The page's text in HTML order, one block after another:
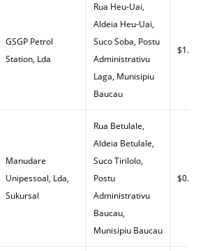
GSGP Petrol
Station, Lda
Rua Heu-Uai,
Aldeia Heu-Uai,
Suco Soba, Postu
Administrativu
Laga, Munisipiu
Baucau
$1.45
Manudare
Unipessoal, Lda,
Sukursal
Rua Betulale,
Aldeia Betulale,
Suco Tirilolo,
Postu
Administrativu
Baucau,
Munisipiu Baucau
$0.00